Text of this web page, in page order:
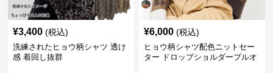
¥3,400 (税込)
洗練されたヒョウ柄シャツ 透け
感 着回し抜群
¥6,000 (税込)
ヒョウ柄シャツ配色ニットセー
ター ドロップショルダープルオ